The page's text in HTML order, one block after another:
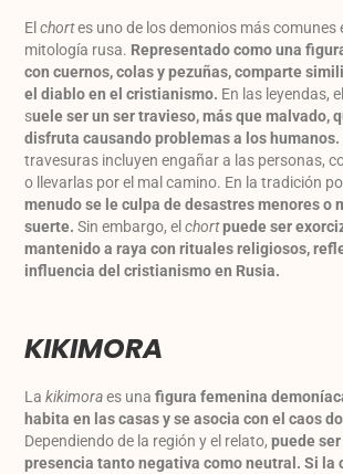
Elchortes uno de los demonios más comunes
mitología rusa. Representado como una
con cuernos, colas y pezuñas, comparte
el diablo en el cristianismo. En las leyendas,
suele ser un ser travieso, más que malvado,
disfruta causando problemas a los humanos.
travesuras incluyen engañar a las personas,
o llevarlas por el mal camino. En la tradición
menudo se le culpa de desastres menores o
suerte. Sin embargo, elchortpuede ser
mantenido a raya con rituales religiosos,
influencia del cristianismo en Rusia.
KIKIMORA
Lakikimoraes unafigura femenina
habita en las casas y se asocia con el caos
Dependiendo de la región y el relato,puede ser
presencia tanto negativa como neutral. Si la